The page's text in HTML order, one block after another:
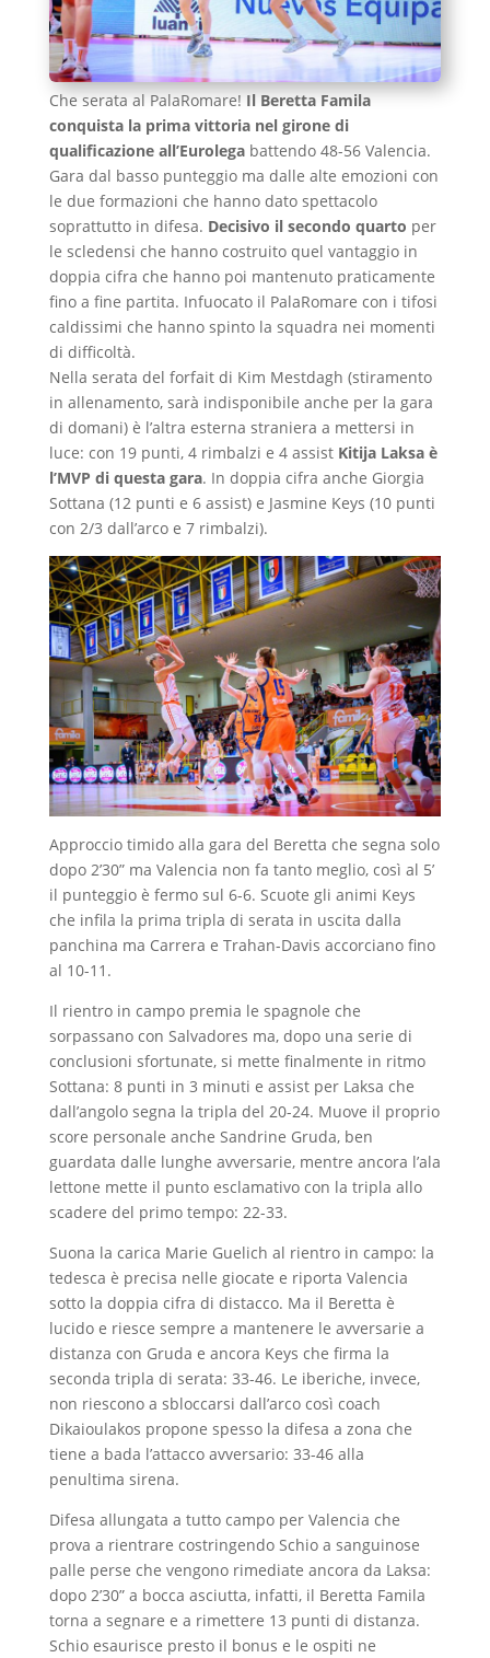
Che serata al PalaRomare!Il Beretta Famila
conquista la prima vittoria nel girone di
qualificazione all’Eurolegabattendo 48-56 Valencia.
Gara dal basso punteggio ma dalle alte emozioni con
le due formazioni che hanno dato spettacolo
soprattutto in difesa. Decisivo il secondo quarto per
le scledensi che hanno costruito quel vantaggio in
doppia cifra che hanno poi mantenuto praticamente
fino a fine partita. Infuocato il PalaRomare con i tifosi
caldissimi che hanno spinto la squadra nei momenti
di difficoltà.
Nella serata del forfait di Kim Mestdagh (stiramento
in allenamento, sarà indisponibile anche per la gara
di domani) è l’altra esterna straniera a mettersi in
luce: con 19 punti, 4 rimbalzi e 4 assist Kitija Laksa è
l’MVP di questa gara. In doppia cifra anche Giorgia
Sottana (12 punti e 6 assist) e Jasmine Keys (10 punti
con 2/3 dall’arco e 7 rimbalzi).
Approccio timido alla gara del Beretta che segna solo
dopo 2’30” ma Valencia non fa tanto meglio, così al 5’
il punteggio è fermo sul 6-6. Scuote gli animi Keys
che infila la prima tripla di serata in uscita dalla
panchina ma Carrera e Trahan-Davis accorciano fino
al 10-11.
Il rientro in campo premia le spagnole che
sorpassano con Salvadores ma, dopo una serie di
conclusioni sfortunate, si mette finalmente in ritmo
Sottana: 8 punti in 3 minuti e assist per Laksa che
dall’angolo segna la tripla del 20-24. Muove il proprio
score personale anche Sandrine Gruda, ben
guardata dalle lunghe avversarie, mentre ancora l’ala
lettone mette il punto esclamativo con la tripla allo
scadere del primo tempo: 22-33.
Suona la carica Marie Guelich al rientro in campo: la
tedesca è precisa nelle giocate e riporta Valencia
sotto la doppia cifra di distacco. Ma il Beretta è
lucido e riesce sempre a mantenere le avversarie a
distanza con Gruda e ancora Keys che firma la
seconda tripla di serata: 33-46. Le iberiche, invece,
non riescono a sbloccarsi dall’arco così coach
Dikaioulakos propone spesso la difesa a zona che
tiene a bada l’attacco avversario: 33-46 alla
penultima sirena.
Difesa allungata a tutto campo per Valencia che
prova a rientrare costringendo Schio a sanguinose
palle perse che vengono rimediate ancora da Laksa:
dopo 2’30” a bocca asciutta, infatti, il Beretta Famila
torna a segnare e a rimettere 13 punti di distanza.
Schio esaurisce presto il bonus e le ospiti ne